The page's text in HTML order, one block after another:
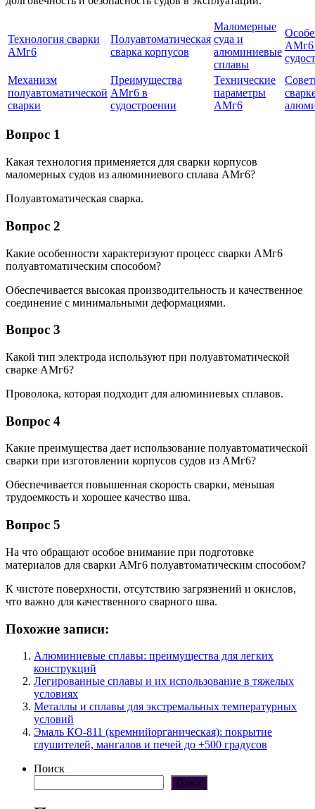
Технология сварки
АМг6
Полуавтоматическая
сварка корпусов
Маломерные
суда и
алюминиевые
сплавы
АМг6
Механизм
полуавтоматической
сварки
Преимущества
АМг6 в
судостроении
Технические
параметры
АМг6
Вопрос 1
Какая технология применяется для сварки корпусов
маломерных судов из алюминиевого сплава АМг6?
Полуавтоматическая сварка.
Вопрос 2
Какие особенности характеризуют процесс сварки АМг6
полуавтоматическим способом?
Обеспечивается высокая производительность и качественное
соединение с минимальными деформациями.
Вопрос 3
Какой тип электрода используют при полуавтоматической
сварке АМг6?
Проволока, которая подходит для алюминиевых сплавов.
Вопрос 4
Какие преимущества дает использование полуавтоматической
сварки при изготовлении корпусов судов из АМг6?
Обеспечивается повышенная скорость сварки, меньшая
трудоемкость и хорошее качество шва.
Вопрос 5
На что обращают особое внимание при подготовке
материалов для сварки АМг6 полуавтоматическим способом?
К чистоте поверхности, отсутствию загрязнений и окислов,
что важно для качественного сварного шва.
Похожие записи:
Алюминиевые сплавы: преимущества для легких
конструкций
Легированные сплавы и их использование в тяжелых
условиях
Металлы и сплавы для экстремальных температурных
условий
Эмаль КО-811 (кремнийорганическая): покрытие
глушителей, мангалов и печей до +500 градусов
Поиск
Поиск